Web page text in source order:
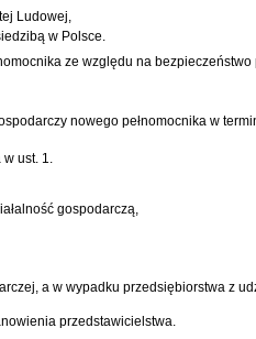
Ludowej,
w Polsce.
ze względu na
nowego pełnomocnika w
ust. 1.
gospodarczą,
a w wypadku przedsiębiorstwa z
przedstawicielstwa.